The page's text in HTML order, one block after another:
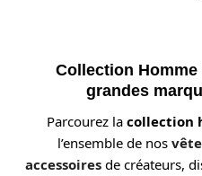
Collection Homme
grandes
Parcourez la collection
l’ensemble de nos
accessoiresde créateurs,